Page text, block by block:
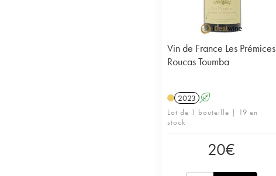
Vin de France Les Prémices
Roucas Toumba
2023 A
Lot de 1 bouteille | 19 en
stock
20€